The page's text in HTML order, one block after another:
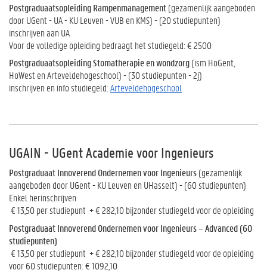
Postgraduaatsopleiding Rampenmanagement(gezamenlijk aangeboden
door UGent - UA - KU Leuven - VUB en KMS) - (20 studiepunten)
inschrijven aan UA
Voor de volledige opleiding bedraagt het studiegeld: € 2500
Postgraduaatsopleiding Stomatherapie en wondzorg(ism HoGent,
HoWest en Arteveldehogeschool) - (30 studiepunten - 2j)
inschrijven en info studiegeld:Arteveldehogeschool
UGAIN - UGent Academie voor Ingenieurs
Postgraduaat Innoverend Ondernemen voor Ingenieurs(gezamenlijk
aangeboden door UGent - KU Leuven en UHasselt) - (60 studiepunten)
Enkel herinschrijven
€ 13,50 per studiepunt + € 282,10 bijzonder studiegeld voor de opleiding
Postgraduaat Innoverend Ondernemen voor Ingenieurs – Advanced (60
studiepunten)
€ 13,50 per studiepunt + € 282,10 bijzonder studiegeld voor de opleiding
voor 60 studiepunten: € 1092,10